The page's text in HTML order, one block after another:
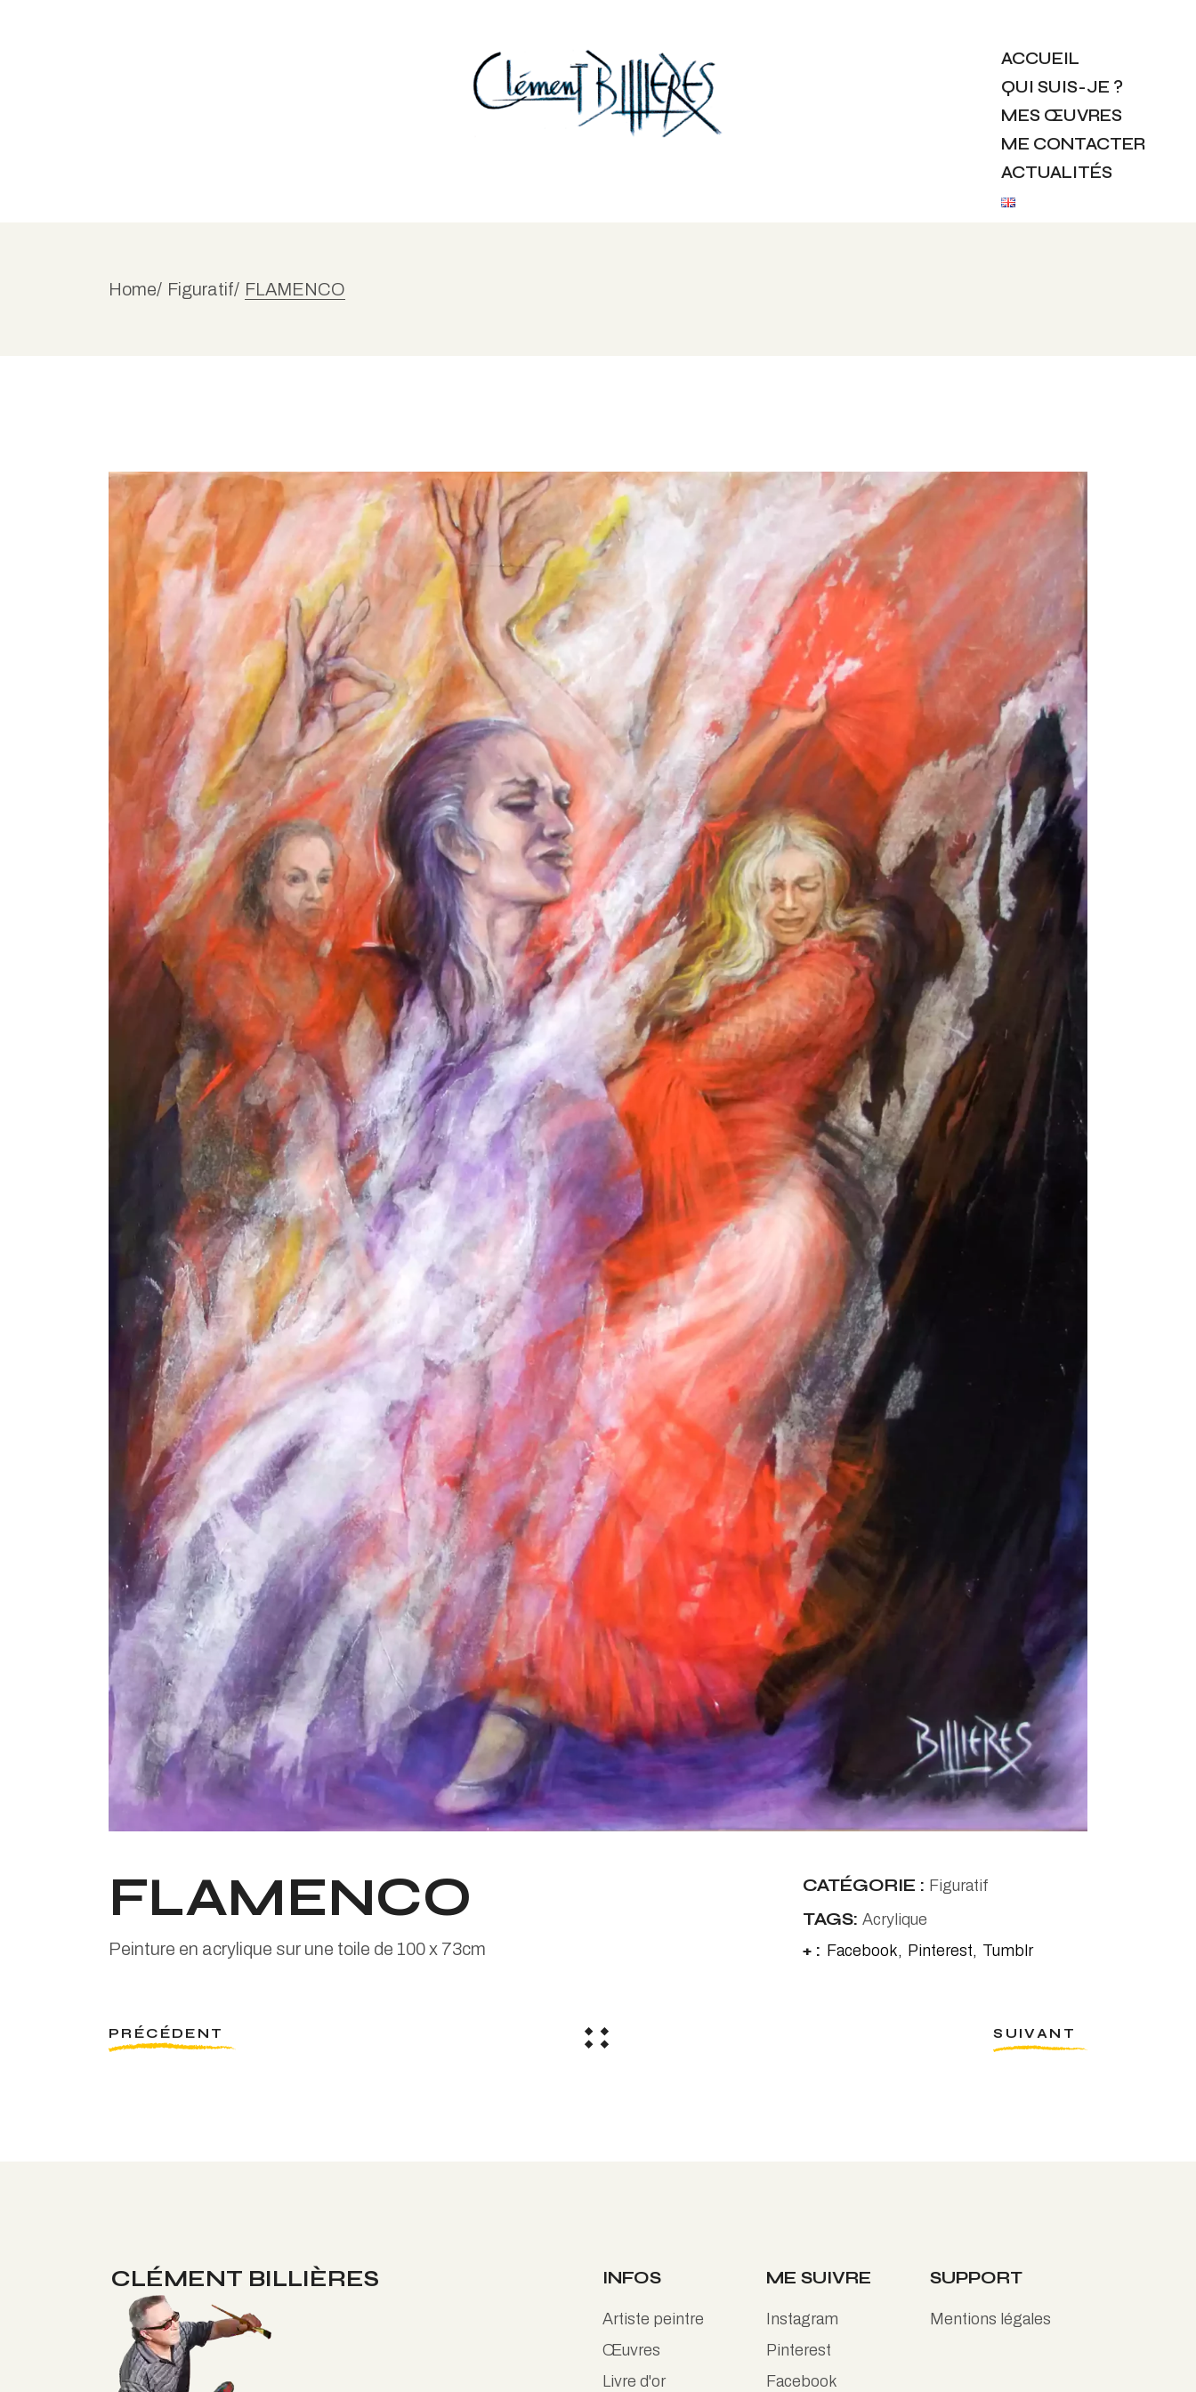
ACCUEIL
QUI SUIS-JE ?
MES ŒUVRES
ME CONTACTER
ACTUALITÉS
Home Figuratif FLAMENCO
FLAMENCO
Peinture en acrylique sur une toile de 100 x 73cm
CATÉGORIE : Figuratif
TAGS: Acrylique
+ : Facebook Pinterest Tumblr
PRÉCÉDENT SUIVANT
CLÉMENT BILLIÈRES INFOS
Artiste peintre
Œuvres
Livre d'or
ME SUIVRE
Instagram
Pinterest
Facebook
SUPPORT
Mentions légales